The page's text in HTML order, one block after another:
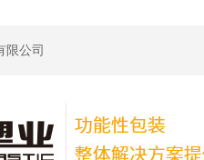
限公司